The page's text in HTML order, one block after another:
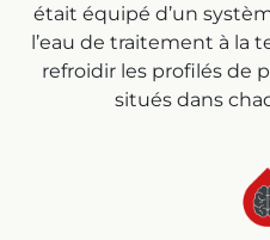
était équipé d’un
l’eau de traitement à la
refroidir les profilés de
situés dans